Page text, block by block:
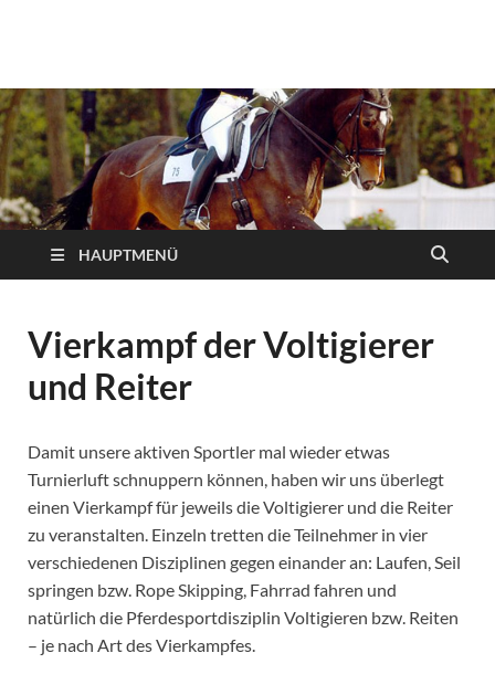
Reiterverein Iserlohn
e.V.
Reitervereins Iserlohn!
HAUPTMENÜ
Vierkampf der Voltigierer
und Reiter
Damit unsere aktiven Sportler mal wieder etwas
Turnierluft schnuppern können, haben wir uns überlegt
einen Vierkampf für jeweils die Voltigierer und die Reiter
zu veranstalten. Einzeln tretten die Teilnehmer in vier
verschiedenen Disziplinen gegen einander an: Laufen, Seil
springen bzw. Rope Skipping, Fahrrad fahren und
natürlich die Pferdesportdisziplin Voltigieren bzw. Reiten
– je nach Art des Vierkampfes.